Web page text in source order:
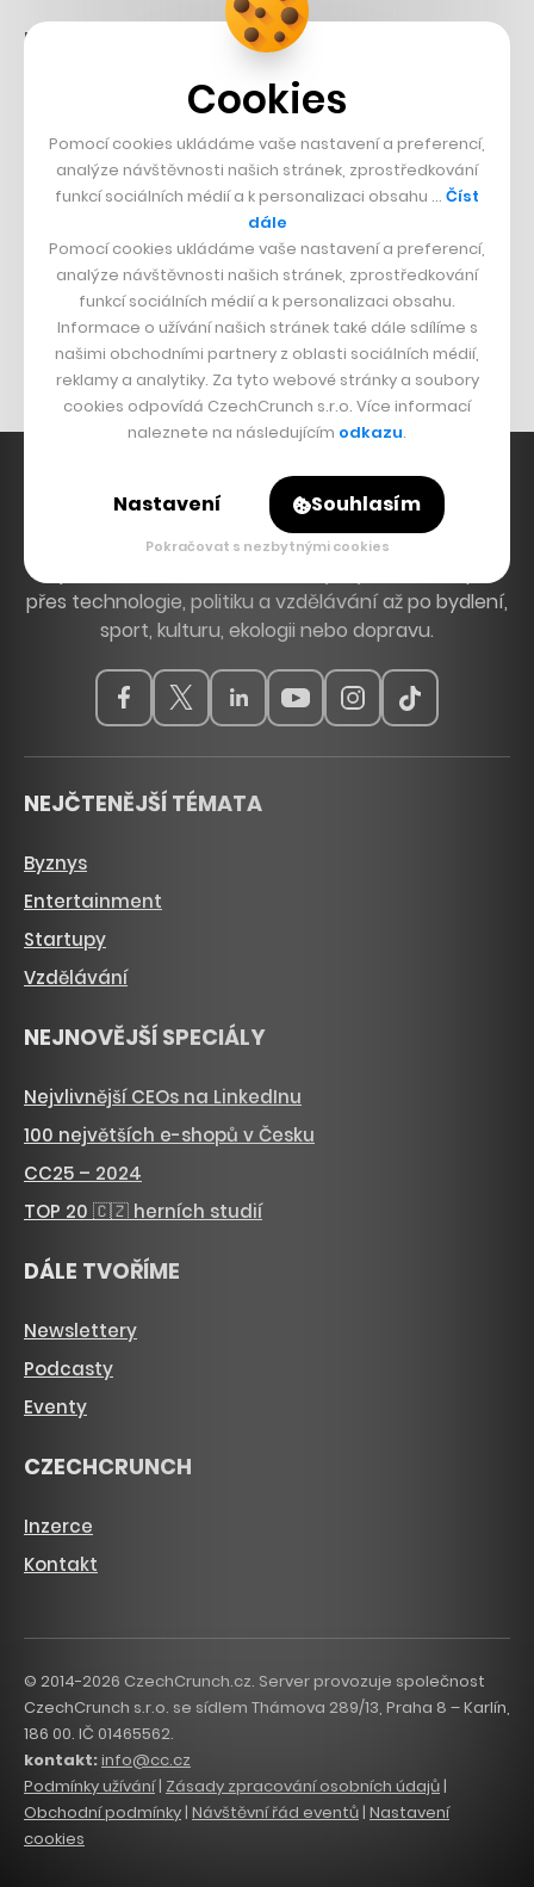
PŘÍBĚHY Z GASTRA
Boční projekt, co se zvrtnul
Dva golfisti, co pečou
Bomma není tichá
Originální hodinky
Nábytek z betonu
Hlavní zdroj inspirace. Věnujeme se tématům, která
přes technologie, politiku a vzdělávání až po bydlení,
sport, kulturu, ekologii nebo dopravu.
NEJČTENĚJŠÍ TÉMATA
Byznys
Entertainment
Startupy
Vzdělávání
NEJNOVĚJŠÍ SPECIÁLY
Nejvlivnější CEOs na LinkedInu
100 největších e-shopů v Česku
CC25 – 2024
TOP 20 🇨🇿 herních studií
DÁLE TVOŘÍME
Newslettery
Podcasty
Eventy
CZECHCRUNCH
Inzerce
Kontakt
© 2014-2026 CzechCrunch.cz. Server provozuje společnost
CzechCrunch s.r.o. se sídlem Thámova 289/13, Praha 8 – Karlín,
186 00. IČ 01465562.
kontakt:info@cc.cz
Podmínky užívání| Zásady zpracování osobních údajů|
Obchodní podmínky| Návštěvní řád eventů | Nastavení
cookies
Cookies
Pomocí cookies ukládáme vaše nastavení a preferencí,
analýze návštěvnosti našich stránek, zprostředkování
funkcí sociálních médií a k personalizaci obsahu … Číst
dále
Pomocí cookies ukládáme vaše nastavení a preferencí,
analýze návštěvnosti našich stránek, zprostředkování
funkcí sociálních médií a k personalizaci obsahu.
Informace o užívání našich stránek také dále sdílíme s
našimi obchodními partnery z oblasti sociálních médií,
reklamy a analytiky. Za tyto webové stránky a soubory
cookies odpovídá CzechCrunch s.r.o. Více informací
naleznete na následujícím odkazu.
Nastavení Souhlasím
Pokračovat s nezbytnými cookies